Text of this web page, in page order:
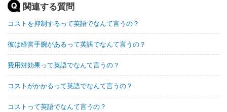
関連する質問
コストを抑制するって英語でなんて言うの？
彼は経営手腕があるって英語でなんて言うの？
費用対効果って英語でなんて言うの？
コストがかかるって英語でなんて言うの？
コストって英語でなんて言うの？